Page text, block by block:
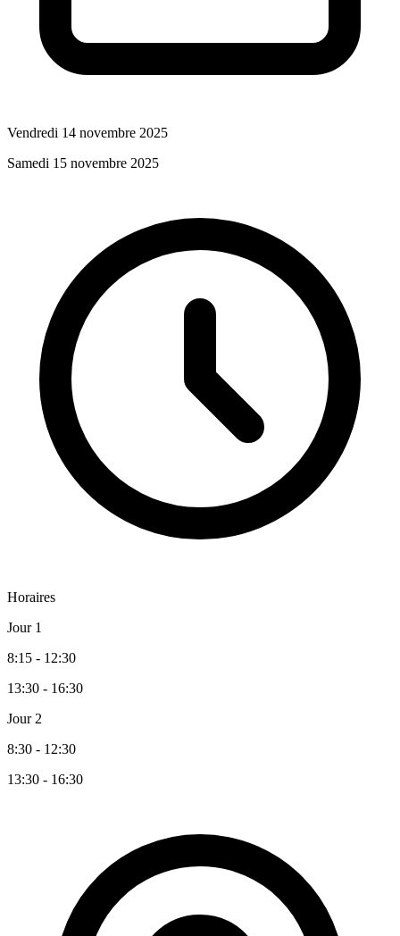
Vendredi 14 novembre 2025
Samedi 15 novembre 2025
Horaires
Jour 1
8:15 - 12:30
13:30 - 16:30
Jour 2
8:30 - 12:30
13:30 - 16:30